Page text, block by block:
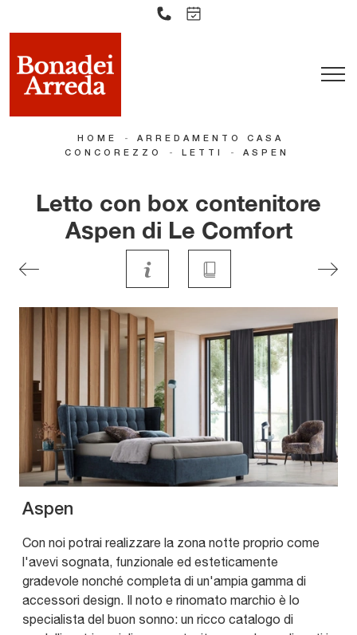
HOME -
ARREDAMENTO CASA
CONCOREZZO
- LETTI - ASPEN
Letto con box contenitore
Aspen di Le Comfort
Aspen
Con noi potrai realizzare la zona notte proprio come
l'avevi sognata, funzionale ed esteticamente
gradevole nonché completa di un'ampia gamma di
accessori design. Il noto e rinomato marchio è lo
specialista del buon sonno: un ricco catalogo di